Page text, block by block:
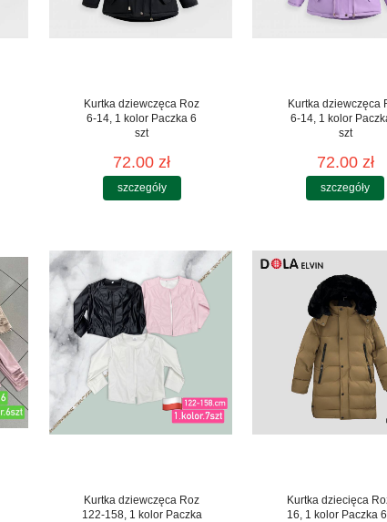
Kurtka dziewczęca Roz
6-14, 1 kolor Paczka 6
szt
72.00 zł
szczegóły
Kurtka dziewczęca
6-14, 1 kolor
szt
72.00 zł
szczegóły
Kurtka dziewczęca Roz
122-158, 1 kolor Paczka
Kurtka dziecięca
16, 1 kolor Paczka